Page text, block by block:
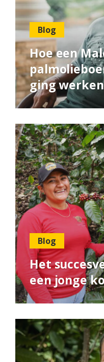
Blog
Hoe een
ging werken
Blog
Het
een jonge